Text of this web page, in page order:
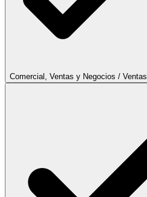
Comercial, Ventas y Negocios / Ventas